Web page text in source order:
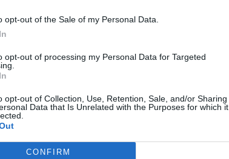
opt-out of the Sale of my Personal Data.
opt-out of processing my Personal Data for Targeted
opt-out of Collection, Use, Retention, Sale, and/or Sharing
Data that Is Unrelated with the Purposes for which it
CONFIRM